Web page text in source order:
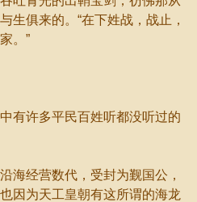
生俱来的。“在下姓战，战止，
。”
许多平民百姓听都没听过的
经营数代，受封为觐国公，
因为天工皇朝有这所谓的海龙